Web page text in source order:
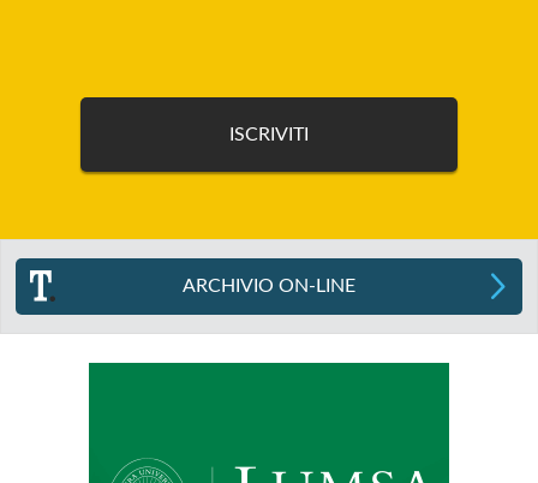
ARCHIVIO ON-LINE